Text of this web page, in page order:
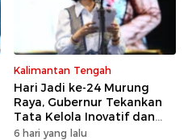
Kalimantan Tengah
Hari Jadi ke-24 Murung
Raya, Gubernur Tekankan
Tata Kelola Inovatif dan
Kesiapsiagaan Karhutla
6 hari yang lalu